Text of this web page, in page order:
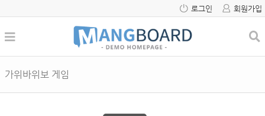
로그인 회원가입
가위바위보 게임